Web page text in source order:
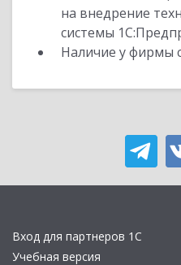
на внедрение
системы
Наличие у фирмы
Вход для партнеров 1С
Учебная версия